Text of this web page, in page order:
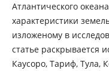
Атлантического
характеристики
изложеному в
статье раскрывается
Каусоро, Тариф, Тула,